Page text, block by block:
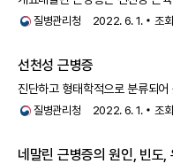
나타나는 희귀 유전 신경근육계
질병관리청 2022. 6. 1. 조
선천성 근병증
진단하고 형태학적으로 분류되
중심핵병(central core
질병관리청 2022. 6. 1. 조
네말린 근병증의 원인, 빈도,